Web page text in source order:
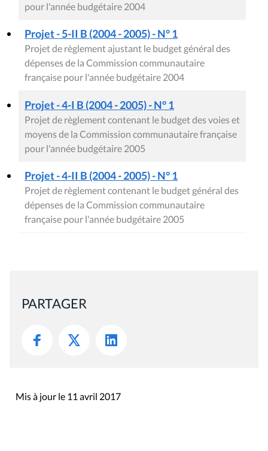
pour l'année budgétaire 2004
Projet - 5-II B (2004 - 2005) - N° 1
Projet de règlement ajustant le budget général des
dépenses de la Commission communautaire
française pour l'année budgétaire 2004
Projet - 4-I B (2004 - 2005) - N° 1
Projet de règlement contenant le budget des voies et
moyens de la Commission communautaire française
pour l'année budgétaire 2005
Projet - 4-II B (2004 - 2005) - N° 1
Projet de règlement contenant le budget général des
dépenses de la Commission communautaire
française pour l'année budgétaire 2005
PARTAGER
Mis à jour le 11 avril 2017